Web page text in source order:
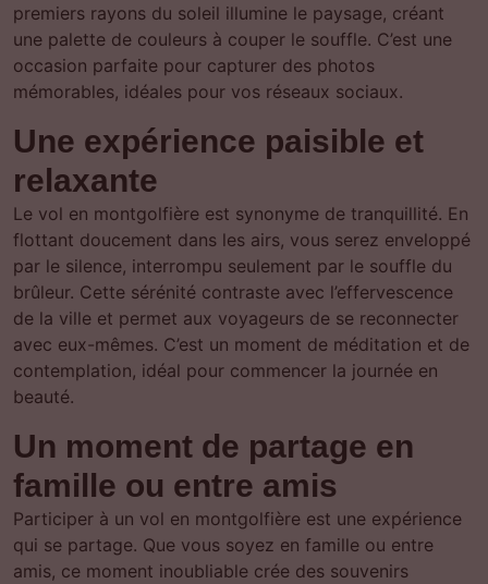
premiers rayons du soleil illumine le paysage, créant
une palette de couleurs à couper le souffle. C’est une
occasion parfaite pour capturer des photos
mémorables, idéales pour vos réseaux sociaux.
Une expérience paisible et
relaxante
Le vol en montgolfière est synonyme de tranquillité. En
flottant doucement dans les airs, vous serez enveloppé
par le silence, interrompu seulement par le souffle du
brûleur. Cette sérénité contraste avec l’effervescence
de la ville et permet aux voyageurs de se reconnecter
avec eux-mêmes. C’est un moment de méditation et de
contemplation, idéal pour commencer la journée en
beauté.
Un moment de partage en
famille ou entre amis
Participer à un vol en montgolfière est une expérience
qui se partage. Que vous soyez en famille ou entre
amis, ce moment inoubliable crée des souvenirs